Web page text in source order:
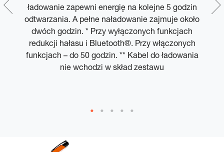
ładowanie zapewni energię na kolejne 5 godzin
odtwarzania. A pełne naładowanie zajmuje około
dwóch godzin. * Przy wyłączonych funkcjach
redukcji hałasu i Bluetooth®. Przy włączonych
funkcjach – do 50 godzin. ** Kabel do ładowania
nie wchodzi w skład zestawu